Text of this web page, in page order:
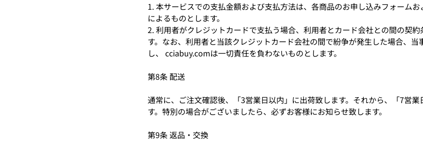
1. 本サービスでの支払金額および支払方法は、各商品のお申し込みフォーム
によるものとします。
2. 利用者がクレジットカードで支払う場合、利用者とカード会社との間の契
す。なお、利用者と当該クレジットカード会社の間で紛争が発生した場合、当
し、 cciabuy.comは一切責任を負わないものとします。
第8条 配送
通常に、ご注文確認後、「3営業日以内」に出荷致します。それから、「7営
す。特別の場合がございましたら、必ずお客様にお知らせ致します。
第9条 返品・交換